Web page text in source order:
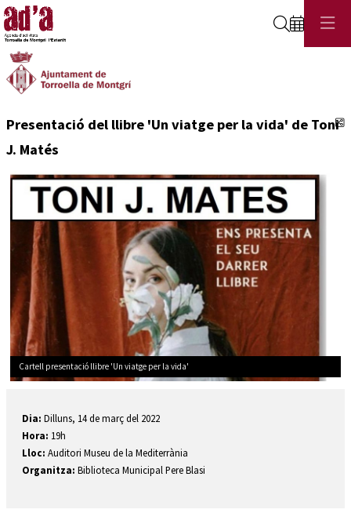
Cerca
Presentació del llibre 'Un viatge per la vida' de Toni
J. Matés
Cartell presentació llibre 'Un viatge per la vida'
Dia: Dilluns, 14 de març del 2022
Hora: 19h
Lloc: Auditori Museu de la Mediterrània
Organitza: Biblioteca Municipal Pere Blasi